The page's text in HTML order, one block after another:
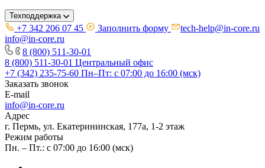
Техподдержка
+7 342 206 07 45 Заполнить форму
tech-help@in-core.ru
info@in-core.ru
8 (800) 511-30-01
8 (800) 511-30-01 Центральный офис
+7 (342) 235-75-60 Пн–Пт: с 07:00 до 16:00 (мск)
Заказать звонок
E-mail
info@in-core.ru
Адрес
г. Пермь, ул. ​Екатерининская, 177а, ​1-2 этаж
Режим работы
Пн. – Пт.: с 07:00 до 16:00 (мск)